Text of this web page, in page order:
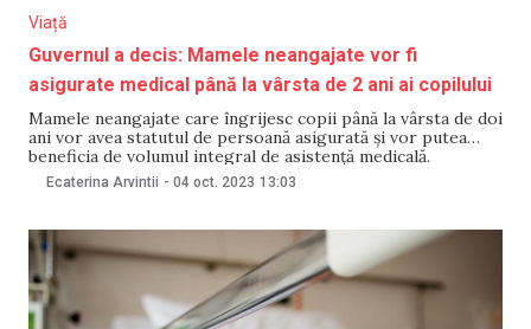
Viață
Guvernul a decis: Mamele neangajate vor fi
asigurate medical până la vârsta de 2 ani ai copilului
Mamele neangajate care îngrijesc copii până la vârsta de doi
ani vor avea statutul de persoană asigurată și vor putea
beneficia de volumul integral de asistență medicală.
Totodată, cheltuielile în cazul urgențelor obstetricale
decizie în
Ecaterina Arvintii - 04 oct. 2023 13:03